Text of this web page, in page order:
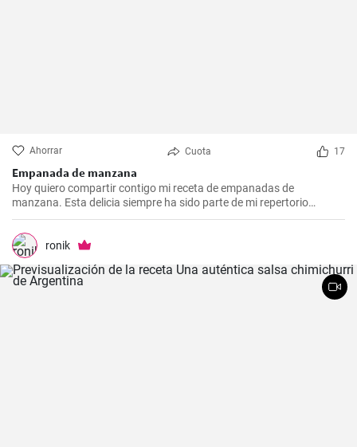
Ahorrar Cuota 17
Empanada de manzana
Hoy quiero compartir contigo mi receta de empanadas de
manzana. Esta delicia siempre ha sido parte de mi repertorio
culinario. Me gusta hacerlas en epocas de frio para endulzar el
paladar y demostrar que no sólo las empanadas saladas pueden
hacerte feliz. Es un postre que nunca falla en las reuniones
familiares y siempre impresiona a los invitados. Espero que la
disfrutes tanto como yo.
ronik